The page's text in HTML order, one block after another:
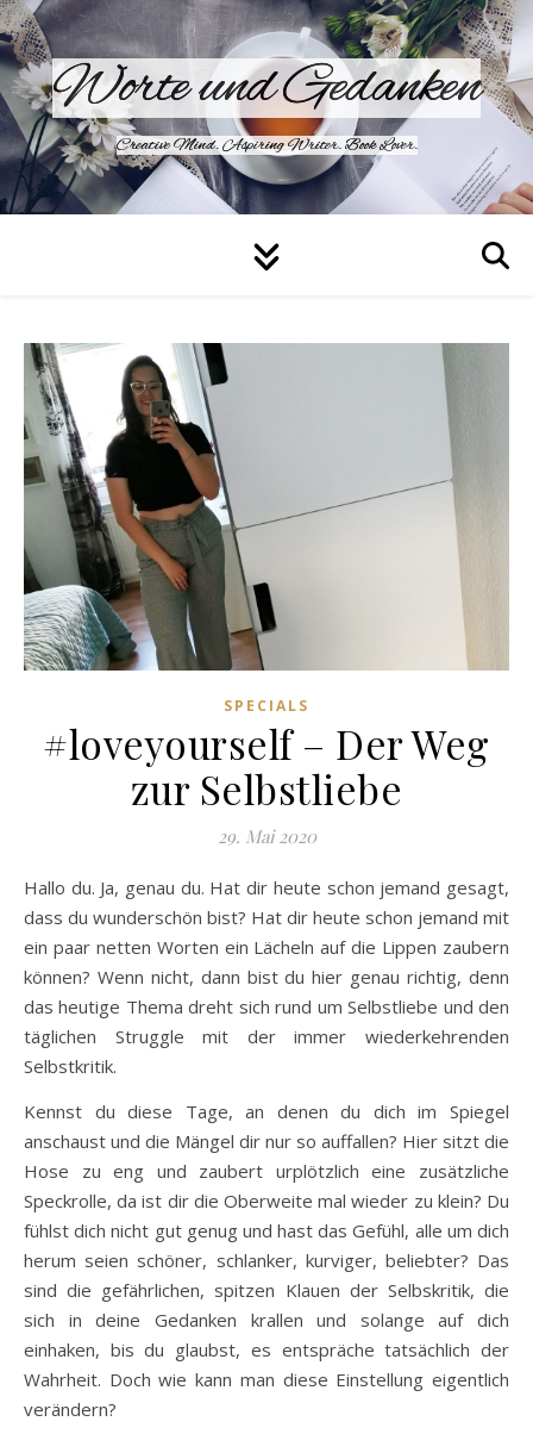
Worte und Gedanken
Creative Mind. Aspiring Writer. Book Lover.
SPECIALS
#loveyourself – Der Weg
zur Selbstliebe
29. Mai 2020
Hallo du. Ja, genau du. Hat dir heute schon jemand gesagt,
dass du wunderschön bist? Hat dir heute schon jemand mit
ein paar netten Worten ein Lächeln auf die Lippen zaubern
können? Wenn nicht, dann bist du hier genau richtig, denn
das heutige Thema dreht sich rund um Selbstliebe und den
täglichen Struggle mit der immer wiederkehrenden
Selbstkritik.
Kennst du diese Tage, an denen du dich im Spiegel
anschaust und die Mängel dir nur so auffallen? Hier sitzt die
Hose zu eng und zaubert urplötzlich eine zusätzliche
Speckrolle, da ist dir die Oberweite mal wieder zu klein? Du
fühlst dich nicht gut genug und hast das Gefühl, alle um dich
herum seien schöner, schlanker, kurviger, beliebter? Das
sind die gefährlichen, spitzen Klauen der Selbskritik, die
sich in deine Gedanken krallen und solange auf dich
einhaken, bis du glaubst, es entspräche tatsächlich der
Wahrheit. Doch wie kann man diese Einstellung eigentlich
verändern?